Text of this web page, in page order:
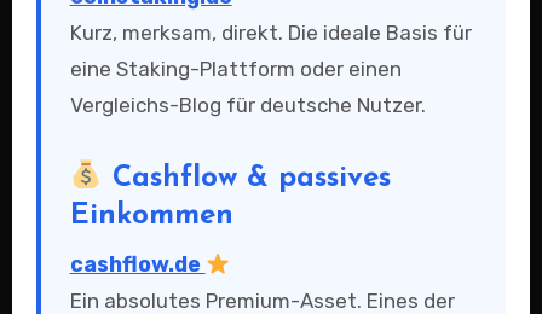
Kurz, merksam, direkt. Die ideale Basis für
eine Staking-Plattform oder einen
Vergleichs-Blog für deutsche Nutzer.
Cashflow & passives
Einkommen
cashflow.de
Ein absolutes Premium-Asset. Eines der